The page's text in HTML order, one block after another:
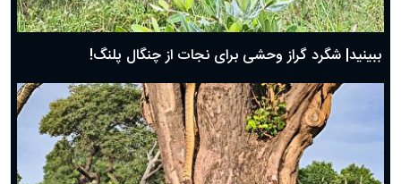
ببینید| شگرد گراز وحشی برای نجات از چنگال پلنگ!